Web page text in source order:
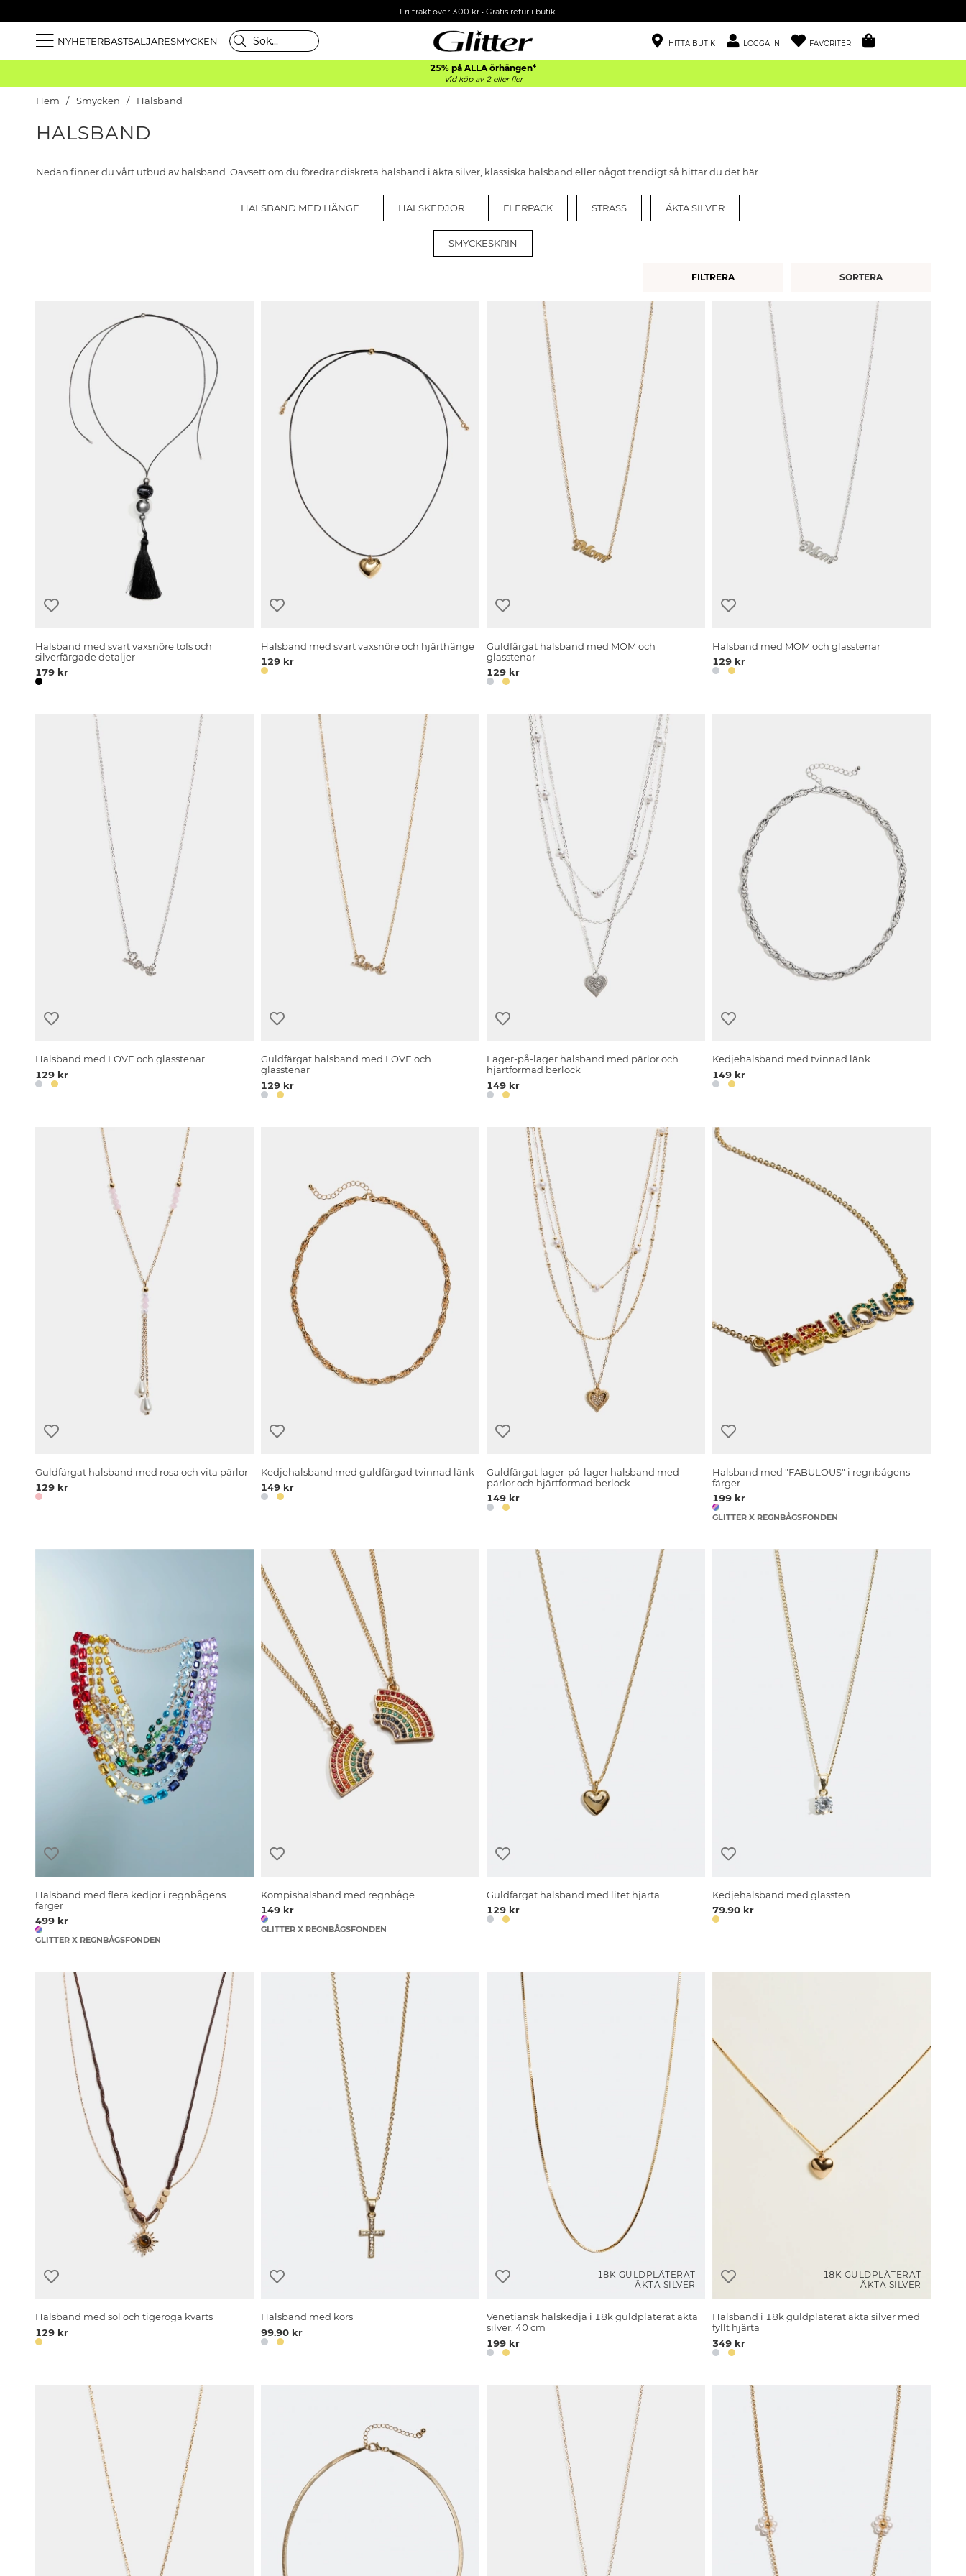
Fri frakt över 300 kr• Gratis retur i butik
NYHETERBÄSTSÄLJARESMYCKEN HITTA BUTIK LOGGA IN FAVORITER
25% på ALLA örhängen*
Vid köp av 2 eller fler
Hem Smycken Halsband
HALSBAND
Nedan finner du vårt utbud av halsband. Oavsett om du föredrar diskreta halsband i äkta silver, klassiska halsband eller något trendigt så hittar du det här.
HALSBAND MED HÄNGE HALSKEDJOR FLERPACK STRASS ÄKTA SILVER
SMYCKESKRIN
FILTRERA
Halsband med svart vaxsnöre tofs och
silverfärgade detaljer
179 kr
Halsband med svart vaxsnöre och hjärthänge
129 kr
Guldfärgat halsband med MOM och
glasstenar
129 kr
Halsband med MOM och glasstenar
129 kr
Halsband med LOVE och glasstenar
129 kr
Guldfärgat halsband med LOVE och
glasstenar
129 kr
Lager-på-lager halsband med pärlor och
hjärtformad berlock
149 kr
Kedjehalsband med tvinnad länk
149 kr
Guldfärgat halsband med rosa och vita pärlor
129 kr
Kedjehalsband med guldfärgad tvinnad länk
149 kr
Guldfärgat lager-på-lager halsband med
pärlor och hjärtformad berlock
149 kr
Halsband med "FABULOUS" i regnbågens
färger
199 kr
GLITTER X REGNBÅGSFONDEN
Halsband med flera kedjor i regnbågens
färger
499 kr
GLITTER X REGNBÅGSFONDEN
Kompishalsband med regnbåge
149 kr
GLITTER X REGNBÅGSFONDEN
Guldfärgat halsband med litet hjärta
129 kr
Kedjehalsband med glassten
79.90 kr
Halsband med sol och tigeröga kvarts
129 kr
Halsband med kors
99.90 kr
18K GULDPLÄTERAT
ÄKTA SILVER
Venetiansk halskedja i 18k guldpläterat äkta
silver, 40 cm
199 kr
18K GULDPLÄTERAT
ÄKTA SILVER
Halsband i 18k guldpläterat äkta silver med
fyllt hjärta
349 kr